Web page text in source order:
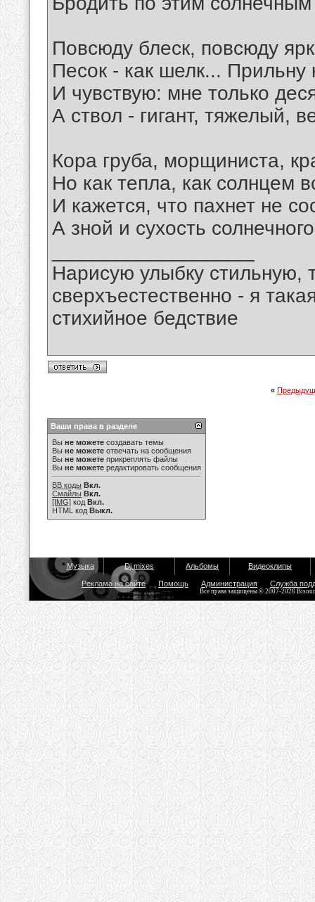
Повсюду блеск, повсюду
Песок - как шелк... Прильну
И чувствую: мне только
А ствол - гигант, тяжелый,
Кора груба, морщиниста,
Но как тепла, как солнцем
И кажется, что пахнет не
А зной и сухость
Нарисую улыбку стильную,
сверхъестественно - я
стихийное бедствие
«
Ваши права в разделе
Вы не можете создавать темы
Вы не можете отвечать на сообщения
Вы не можете прикреплять файлы
Вы не можете редактировать сообщения
BB коды Вкл.
Смайлы Вкл.
[IMG] код Вкл.
HTML код Выкл.
Музыка Dj mixes Альбомы Видеоклипы
Реклама на сайте Помощь Администрация Служба
Все права защищены © 2007-2026